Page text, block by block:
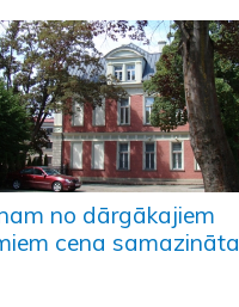
no dārgākajiem
cena samazināta